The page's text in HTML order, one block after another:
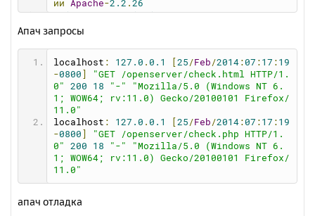
browser=""
filebrowser
sfilebrowser=0
memcache= 0
dns=0
fzone= none
speed=0
maxrequests
upurl =http
//open-server.ru/update/
durl= http://open-server.ru/download.html
folders = "public_html www\htdocs www http h
tdocs docs web httpdocs public html site"
postgresqlport
ии Apache-2.2 . 26
2014-02-25 07:17:17 Запуск MySQL-5.5.35
2014- 02
2014
рвера
2014-02-25 07: 17 : 19 Веб-сервер успешно
за
пущен!
Апач запросы
localhost : 127.0 . 0.1 25 /Feb /2014 : 07 : 17 : 19
-0800
"GET /openserver/check.html HTTP/1.
0"
200 18 "-"
"Mozilla/5.0 (Windows NT 6.
1; WOW64; rv:11.0) Gecko/20100101 Firefox/
11.0"
localhost : 127.0 . 0.1 25 /Feb /2014 : 07 : 17 : 19
-0800
"GET /openserver/check.php HTTP/1.
0"
200 18 "-"
"Mozilla/5.0 (Windows NT 6.
1; WOW64; rv:11.0) Gecko/20100101 Firefox/
11.0"
апач отладка